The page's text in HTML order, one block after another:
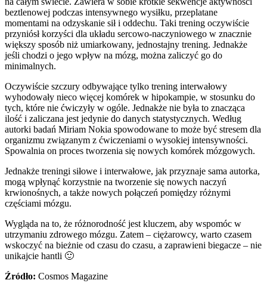
beztlenowej podczas intensywnego wysiłku, przeplatane
momentami na odzyskanie sił i oddechu. Taki trening oczywiście
przyniósł korzyści dla układu sercowo-naczyniowego w znacznie
większy sposób niż umiarkowany, jednostajny trening. Jednakże
jeśli chodzi o jego wpływ na mózg, można zaliczyć go do
minimalnych.
Oczywiście szczury odbywające tylko trening interwałowy
wyhodowały nieco więcej komórek w hipokampie, w stosunku do
tych, które nie ćwiczyły w ogóle. Jednakże nie była to znacząca
ilość i zaliczana jest jedynie do danych statystycznych. Według
autorki badań Miriam Nokia spowodowane to może być stresem dla
organizmu związanym z ćwiczeniami o wysokiej intensywności.
Spowalnia on proces tworzenia się nowych komórek mózgowych.
Jednakże treningi siłowe i interwałowe, jak przyznaje sama autorka,
mogą wpłynąć korzystnie na tworzenie się nowych naczyń
krwionośnych, a także nowych połączeń pomiędzy różnymi
częściami mózgu.
Wygląda na to, że różnorodność jest kluczem, aby wspomóc w
utrzymaniu zdrowego mózgu. Zatem – ciężarowcy, warto czasem
wskoczyć na bieżnie od czasu do czasu, a zaprawieni biegacze – nie
unikajcie hantli 🙂
Źródło: Cosmos Magazine